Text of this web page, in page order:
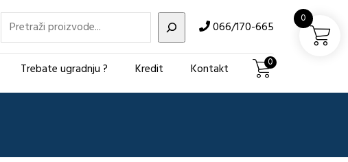
Pretraži 066/170-665
Trebate ugradnju ? Kredit Kontakt 0
0